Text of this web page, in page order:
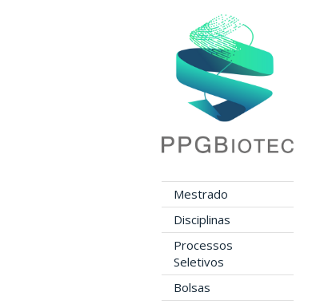
Mestrado
Disciplinas
Processos
Seletivos
Bolsas